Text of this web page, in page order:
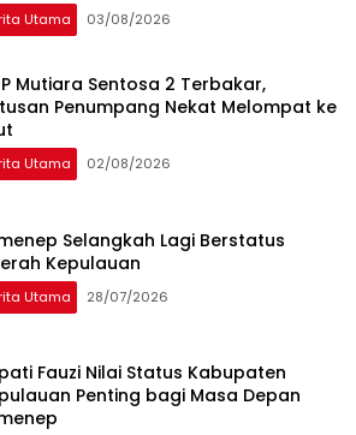
Utama 03/08/2026
Mutiara Sentosa 2 Terbakar,
Penumpang Nekat Melompat ke
Utama 02/08/2026
Selangkah Lagi Berstatus
Kepulauan
Utama 28/07/2026
Fauzi Nilai Status Kabupaten
Penting bagi Masa Depan